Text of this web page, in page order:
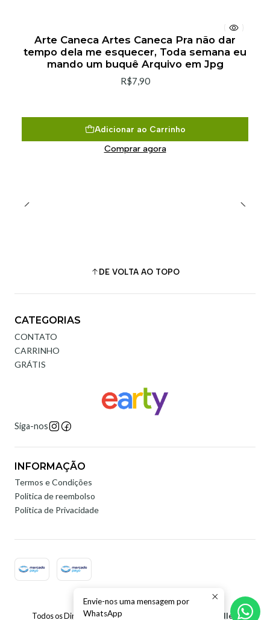
Arte Caneca Artes Caneca Pra não dar
tempo dela me esquecer, Toda semana eu
mando um buquê Arquivo em Jpg
R$7,90
Adicionar ao Carrinho
Comprar agora
DE VOLTA AO TOPO
CATEGORIAS
CONTATO
CARRINHO
GRÁTIS
Siga-nos
INFORMAÇÃO
Termos e Condições
Politica de reembolso
Política de Privacidade
2026 Earty Digital.
Todos os Direitos Reservados.
Com tecnologia Jumpseller .
Envie-nos uma mensagem por
WhatsApp